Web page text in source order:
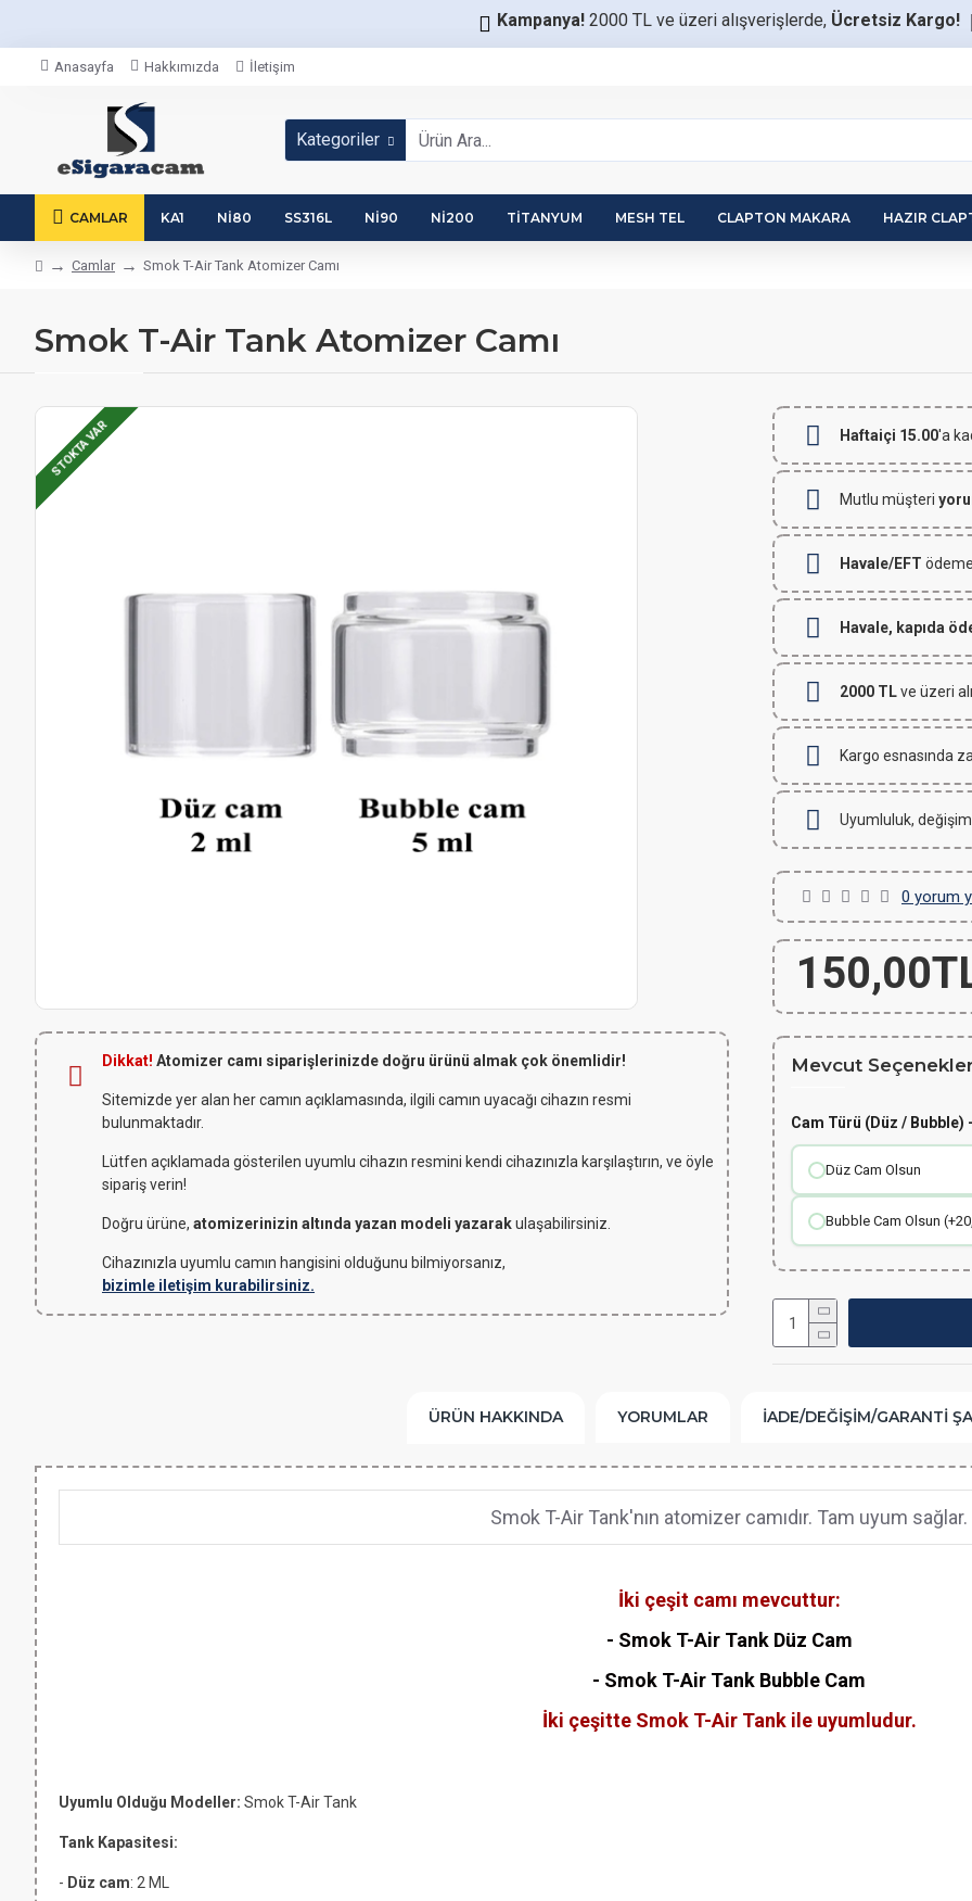
Kampanya! 2000 TL ve üzeri alışverişlerde, Ücretsiz Kargo!
Anasayfa Hakkımızda İletişim
Kategoriler
CAMLAR KA1 NI80 SS316L NI90 NI200 TITANYUM MESH TEL CLAPTON MAKARA HAZIR
Camlar Smok T-Air Tank Atomizer Camı
Smok T-Air Tank Atomizer Camı
STOKTA VAR
Dikkat! Atomizer camı siparişlerinizde doğru ürünü almak çok önemlidir!
Sitemizde yer alan her camın açıklamasında, ilgili camın uyacağı cihazın resmi
bulunmaktadır.
Lütfen açıklamada gösterilen uyumlu cihazın resmini kendi cihazınızla karşılaştırın, ve öyle
sipariş verin!
Doğru ürüne, atomizerinizin altında yazan modeli yazarakulaşabilirsiniz.
Cihazınızla uyumlu camın hangisini olduğunu bilmiyorsanız,
bizimle iletişim kurabilirsiniz.
Haftaiçi 15.00'a
Mutlu müşteri
Havale/EFT
Havale, kapıda
2000 TLve üzeri
Kargo esnasında
Uyumluluk,
0 yorum
Mevcut
Cam Türü (Düz /
Düz Cam Olsun
Bubble Cam Olsun
ÜRÜN HAKKINDA YORUMLAR İADE/DEĞIŞIM/GARANTI
Smok T-Air Tank'nın atomizer camıdır. Tam uyum sağlar.
İki çeşit camı mevcuttur:
- Smok T-Air Tank Düz Cam
- Smok T-Air Tank Bubble Cam
İki çeşitte Smok T-Air Tank ile uyumludur.
Uyumlu Olduğu Modeller: Smok T-Air Tank
Tank Kapasitesi:
- Düz cam: 2 ML